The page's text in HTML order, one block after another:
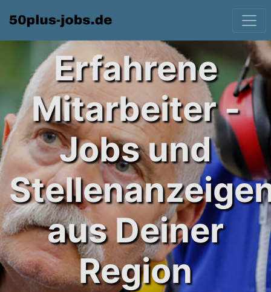
Erfahrene
Mitarbeiter -
Jobs und
aus Deiner
Region